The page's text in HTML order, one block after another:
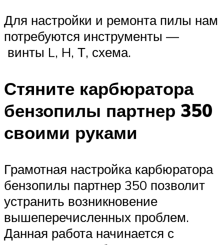
Для настройки и ремонта пилы нам
потребуются инструменты —
винты L, H, Т, схема.
Стяните карбюратора
бензопилы партнер 350
своими руками
Грамотная настройка карбюратора
бензопилы партнер 350 позволит
устранить возникновение
вышеперечисленных проблем.
Данная работа начинается с